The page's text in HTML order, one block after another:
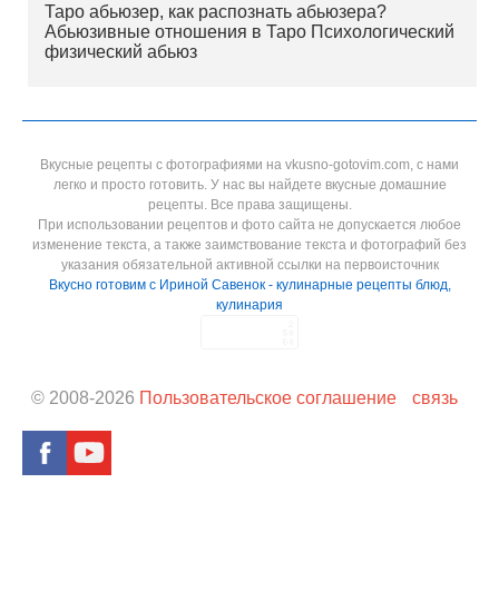
Таро абьюзер, как распознать абьюзера?
Абьюзивные отношения в Таро Психологический
физический абьюз
Вкусные рецепты с фотографиями на vkusno-gotovim.com, с нами
легко и просто готовить. У нас вы найдете вкусные домашние
рецепты. Все права защищены.
При использовании рецептов и фото сайта не допускается любое
изменение текста, а также заимствование текста и фотографий без
указания обязательной активной ссылки на первоисточник
Вкусно готовим с Ириной Савенок - кулинарные рецепты блюд,
кулинария
© 2008-2026 Пользовательское соглашение связь